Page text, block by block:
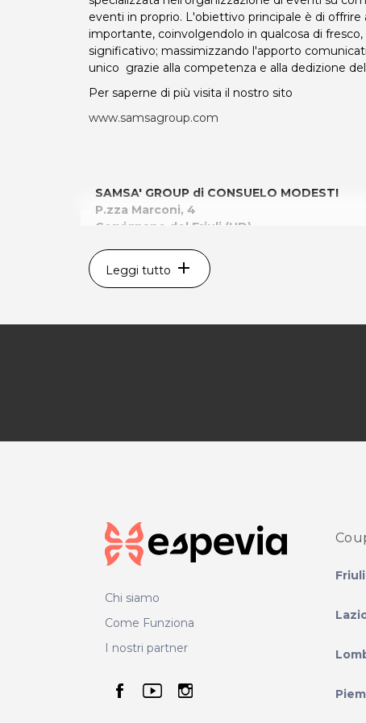
eventi in proprio. L'obiettivo principale è di offrire
importante, coinvolgendolo in qualcosa di
significativo; massimizzando l'apporto
unico grazie alla competenza e alla dedizione
Per saperne di più visita il nostro sito
www.samsagroup.com
SAMSA' GROUP di CONSUELO MODESTI
P.zza Marconi, 4
Cervignano del Friuli (UD)
P.IVA 02743260305
Per ulteriori informazioni sull'offerta o sulle
Leggi tutto add
Chi siamo
Come Funziona
I nostri partner
seguici su facebook
seguici su youtube
seguici su